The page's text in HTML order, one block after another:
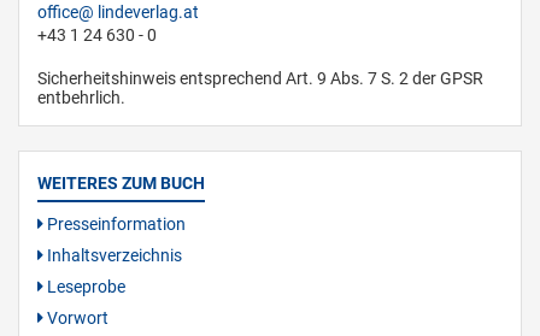
office
lindeverlag.at
+43 1 24 630 - 0
Sicherheitshinweis entsprechend Art. 9 Abs. 7 S. 2 der GPSR
entbehrlich.
WEITERES ZUM BUCH
Presseinformation
Inhaltsverzeichnis
Leseprobe
Vorwort